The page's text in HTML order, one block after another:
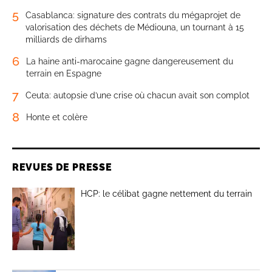
5
Casablanca: signature des contrats du mégaprojet de
valorisation des déchets de Médiouna, un tournant à 15
milliards de dirhams
6
La haine anti-marocaine gagne dangereusement du
terrain en Espagne
7 Ceuta: autopsie d’une crise où chacun avait son complot
8 Honte et colère
REVUES DE PRESSE
HCP: le célibat gagne nettement du terrain